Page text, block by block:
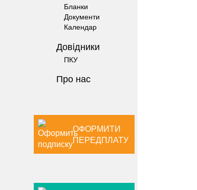
Бланки
Документи
Календар
Довiдники
ПКУ
Про нас
ОФОРМИТИ
ПЕРЕДПЛАТУ